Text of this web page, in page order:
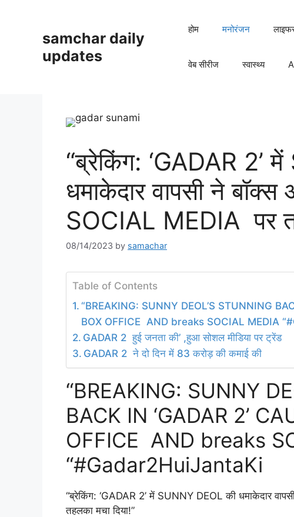
samchar daily
updates
होम मनोरंजन
वेब सीरीज स्वास्थ्य
“ब्रेकिंग: ‘GADAR 2’
धमाकेदार वापसी ने
SOCIAL MEDIA पर
08/14/2023 by samachar
Table of Contents
“BREAKING: SUNNY DEOL’S STUNNING
BOX OFFICE AND breaks SOCIAL MEDIA
GADAR 2 हुई जनता की’ ,हुआ सोशल मीडिया पर ट्रेंड
GADAR 2 ने दो दिन में 83 करोड़ की कमाई की
“BREAKING: SUNNY
BACK IN ‘GADAR 2’
OFFICE AND breaks
“#Gadar2HuiJantaKi
“ब्रेकिंग: ‘GADAR 2’ में SUNNY DEOL की धमाकेदार
तहलका मचा दिया!”